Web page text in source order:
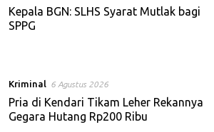
Kepala BGN: SLHS Syarat Mutlak bagi
SPPG
Kriminal 6 Agustus 2026
Pria di Kendari Tikam Leher Rekannya
Gegara Hutang Rp200 Ribu